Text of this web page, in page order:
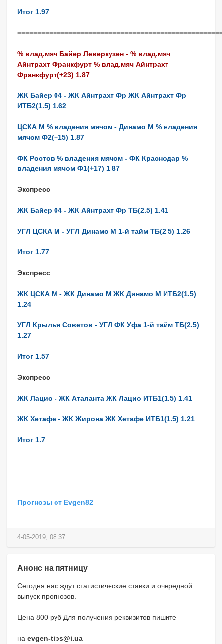
Итог 1.97
% влад.мяч Байер Леверкузен - % влад.мяч
Айнтрахт Франкфурт % влад.мяч Айнтрахт
Франкфурт(+23) 1.87
ЖК Байер 04 - ЖК Айнтрахт Фр ЖК Айнтрахт Фр
ИТБ2(1.5) 1.62
ЦСКА М % владения мячом - Динамо М % владения
мячом Ф2(+15) 1.87
ФК Ростов % владения мячом - ФК Краснодар %
владения мячом Ф1(+17) 1.87
Экспресс
ЖК Байер 04 - ЖК Айнтрахт Фр ТБ(2.5) 1.41
УГЛ ЦСКА М - УГЛ Динамо М 1-й тайм ТБ(2.5) 1.26
Итог 1.77
Экспресс
ЖК ЦСКА М - ЖК Динамо М ЖК Динамо М ИТБ2(1.5)
1.24
УГЛ Крылья Советов - УГЛ ФК Уфа 1-й тайм ТБ(2.5)
1.27
Итог 1.57
Экспресс
ЖК Лацио - ЖК Аталанта ЖК Лацио ИТБ1(1.5) 1.41
ЖК Хетафе - ЖК Жирона ЖК Хетафе ИТБ1(1.5) 1.21
Итог 1.7
Прогнозы от Evgen82
4-05-2019, 08:37
Анонс на пятницу
Сегодня нас ждут статистические ставки и очередной
выпуск прогнозов.
Цена 800 руб Для получения реквизитов пишите
на evgen-tips@i.ua